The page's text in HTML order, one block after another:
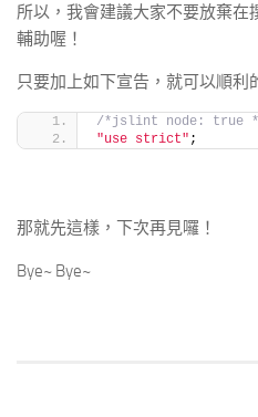
所以，我會建議大家不要放棄在
輔助喔！
只要加上如下宣告，就可以順利
/*jslint node: true
"use strict" ;
那就先這樣，下次再見囉！
Bye~ Bye~